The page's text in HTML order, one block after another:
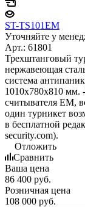
ST-TS101EM
Уточняйте у
Арт.: 61801
Трехштанговый
нержавеющая
система
1010х780х810 мм.
считывателя EM,
один турникет
в бесплатной
security.com).
Отложить
Сравнить
Ваша цена
86 400 руб.
Розничная цена
108 000 руб.